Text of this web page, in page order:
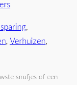
, Verhuizen
snufjes of een